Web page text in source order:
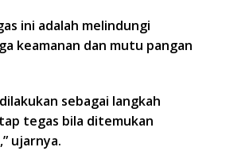
ini adalah melindungi
keamanan dan mutu pangan
sebagai langkah
tegas bila ditemukan
ujarnya.